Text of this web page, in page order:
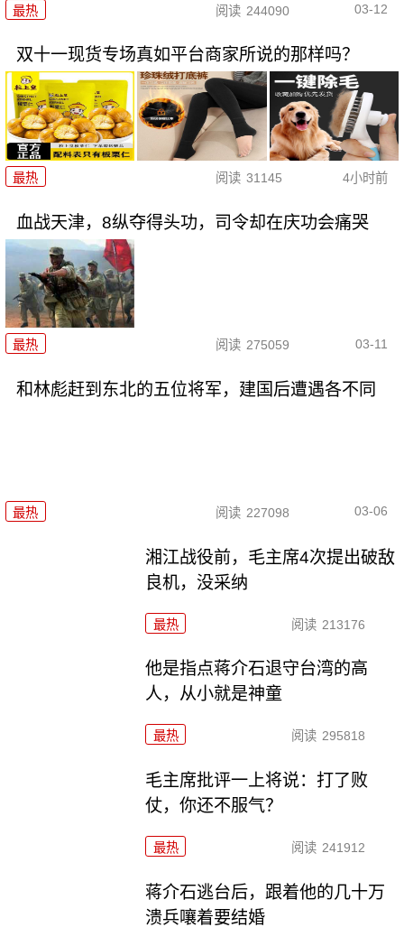
最热 阅读 244090 03-12
双十一现货专场真如平台商家所说的那样吗？
最热 阅读 31145 4小时前
血战天津，8纵夺得头功，司令却在庆功会痛哭
最热 阅读 275059 03-11
和林彪赶到东北的五位将军，建国后遭遇各不同
最热 阅读 227098 03-06
湘江战役前，毛主席4次提出破敌
良机，没采纳
最热 阅读 213176
他是指点蒋介石退守台湾的高
人，从小就是神童
最热 阅读 295818
毛主席批评一上将说：打了败
仗，你还不服气？
最热 阅读 241912
蒋介石逃台后，跟着他的几十万
溃兵嚷着要结婚